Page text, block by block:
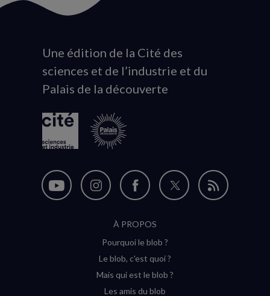
Animation
du
logo
Une édition de la Cité des
sciences et de l’industrie et du
Palais de la découverte
Nous
Nous
Instagram
(nouvelle
Nous
sur
Facebook
(nouvelle
Nous
Flux
À PROPOS
Pourquoi le blob ?
Le blob, c'est quoi ?
Mais qui est le blob ?
Les amis du blob